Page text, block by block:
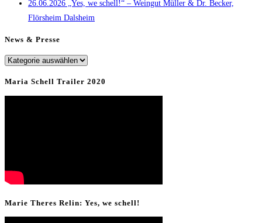
26.06.2026 „Yes, we schell!“ – Weingut Müller & Dr. Becker,
Flörsheim Dalsheim
News & Presse
News
Maria Schell Trailer 2020
Marie Theres Relin: Yes, we schell!